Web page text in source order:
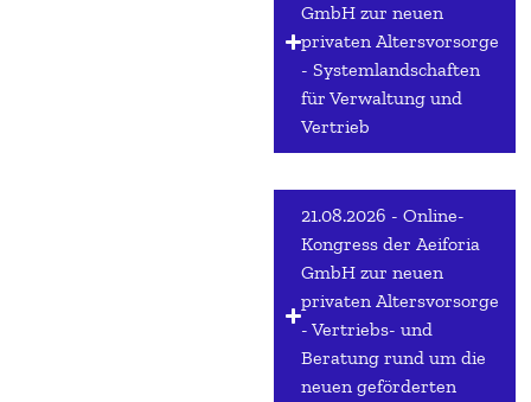
GmbH zur neuen
privaten Altersvorsorge
- Systemlandschaften
für Verwaltung und
Vertrieb
21.08.2026 - Online-
Kongress der Aeiforia
GmbH zur neuen
privaten Altersvorsorge
- Vertriebs- und
Beratung rund um die
neuen geförderten